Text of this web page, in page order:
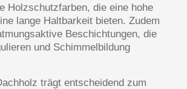
Holzschutzfarben, die eine hohe
lange Haltbarkeit bieten. Zudem
Beschichtungen, die
und Schimmelbildung
trägt entscheidend zum